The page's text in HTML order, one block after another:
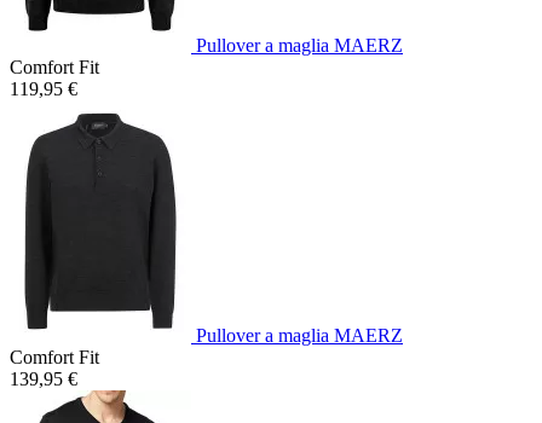
Pullover a maglia MAERZ
Comfort Fit
119,95 €
Pullover a maglia MAERZ
Comfort Fit
139,95 €